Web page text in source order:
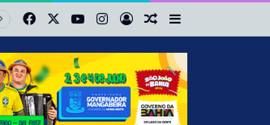
FacebookYouTubeInstagram
EntrarArtigo aleatório
Barra Lateral